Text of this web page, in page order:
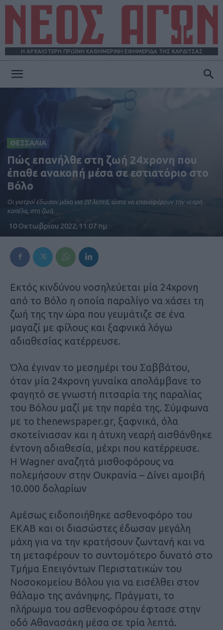
Η ΑΡΧΑΙΟΤΕΡΗ ΠΡΩΪΝΗ ΚΑΘΗΜΕΡΙΝΗ ΕΦΗΜΕΡΙΔΑ ΤΗΣ ΚΑΡΔΙΤΣΑΣ
ΑΓΩΝ
ΘΕΣΣΑΛΙΑ
Πώς επανήλθε στη ζωή 24χρονη που
έπαθε ανακοπή μέσα σε εστιατόριο στο
Βόλο
Οι γιατροί έδωσαν μάχη για 20 λεπτά, ώστε να επαναφέρουν την νεαρή
κοπέλα, στη ζωή.
10 Οκτωβρίου 2022, 11:07 πμ
Εκτός κινδύνου νοσηλεύεται μία 24χρονη
από το Βόλο η οποία παραλίγο να χάσει τη
ζωή της την ώρα που γευμάτιζε σε ένα
μαγαζί με φίλους και ξαφνικά λόγω
αδιαθεσίας κατέρρευσε.
Όλα έγιναν το μεσημέρι του Σαββάτου,
όταν μία 24χρονη γυναίκα απολάμβανε το
φαγητό σε γνωστή πιτσαρία της παραλίας
του Βόλου μαζί με την παρέα της. Σύμφωνα
με το thenewspaper.gr, ξαφνικά, όλα
σκοτείνιασαν και η άτυχη νεαρή αισθάνθηκε
έντονη αδιαθεσία, μέχρι που κατέρρευσε.
Η Wagner αναζητά μισθοφόρους να
πολεμήσουν στην Ουκρανία – Δίνει αμοιβή
10.000 δολαρίων
Αμέσως ειδοποιήθηκε ασθενοφόρο του
ΕΚΑΒ και οι διασώστες έδωσαν μεγάλη
μάχη για να την κρατήσουν ζωντανή και να
τη μεταφέρουν το συντομότερο δυνατό στο
Τμήμα Επειγόντων Περιστατικών του
Νοσοκομείου Βόλου για να εισέλθει στον
θάλαμο της ανάνηψης. Πράγματι, το
πλήρωμα του ασθενοφόρου έφτασε στην
οδό Αθανασάκη μέσα σε τρία λεπτά.